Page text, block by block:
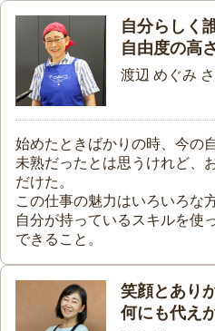
自分らしく
自由度の高
渡辺 めぐみ
始めたときばかりの時、今の
未熟だったとは思うけれど、
だけた。
この仕事の魅力はいろいろな
自分が持っているスキルを使
できること。
笑顔とあり
何にも代え